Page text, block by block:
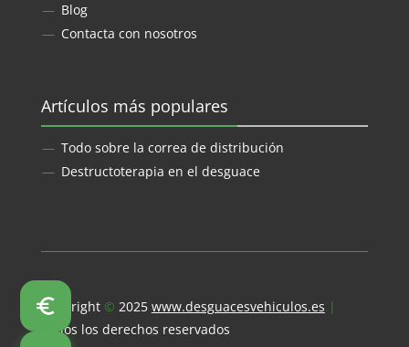
Blog
Contacta con nosotros
Artículos más populares
Todo sobre la correa de distribución
Destructoterapia en el desguace
Copyright © 2025 www.desguacesvehiculos.es |
Todos los derechos reservados